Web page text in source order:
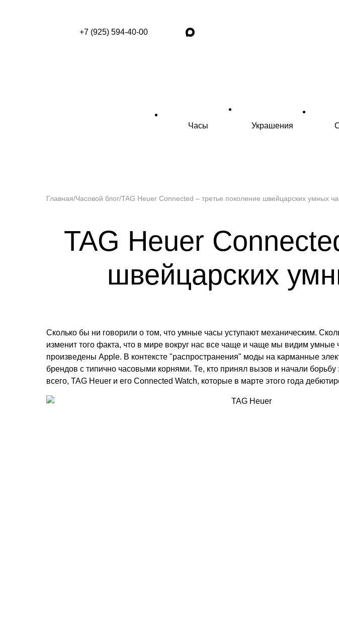
+7 (925) 594-40-00
Часы Украшения
Главная/Часовой блог/TAG Heuer Connected – третье поколение швейцарских умных
TAG Heuer
швейцарских
Сколько бы ни говорили о том, что умные часы уступают механическим.
изменит того факта, что в мире вокруг нас все чаще и чаще мы видим
произведены Apple. В контексте "распространения" моды на карманные
брендов с типично часовыми корнями. Те, кто принял вызов и начали
всего, TAG Heuer и его Connected Watch, которые в марте этого года